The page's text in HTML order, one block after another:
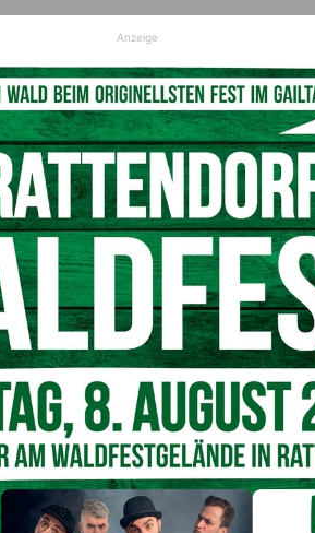
Strom gebraucht. Bis ins Jahr 2040 ist
gesicherte, ganzjährige
durch erneuerbare Energieträger
erzeugt und gespeichert werden – z.
So wird die
was Kärnten unabhängiger von
die thermische Sanierung von
Kärnten stärken
sowie leistbare Energie für
aufgeteilt und sozial verträglich sein.
der Energiemix in Zukunft gestaltet
werden. Arbeitskräfte in ‚Green Jobs‘
Chance für Kärnten, sich als
zu positionieren“, erklärt AK-Präsident
Anzeige